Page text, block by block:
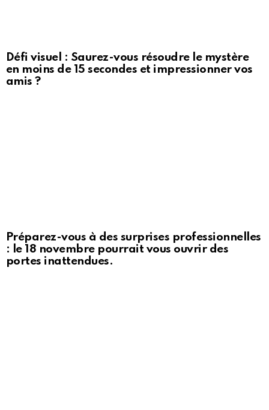
Défi visuel : Saurez-vous résoudre le mystère
en moins de 15 secondes et impressionner vos
amis ?
Préparez-vous à des surprises professionnelles
: le 18 novembre pourrait vous ouvrir des
portes inattendues.